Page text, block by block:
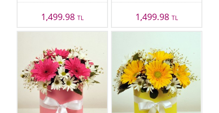
1,499.98TL 1,499.98 TL